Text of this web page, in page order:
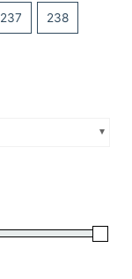
237 238